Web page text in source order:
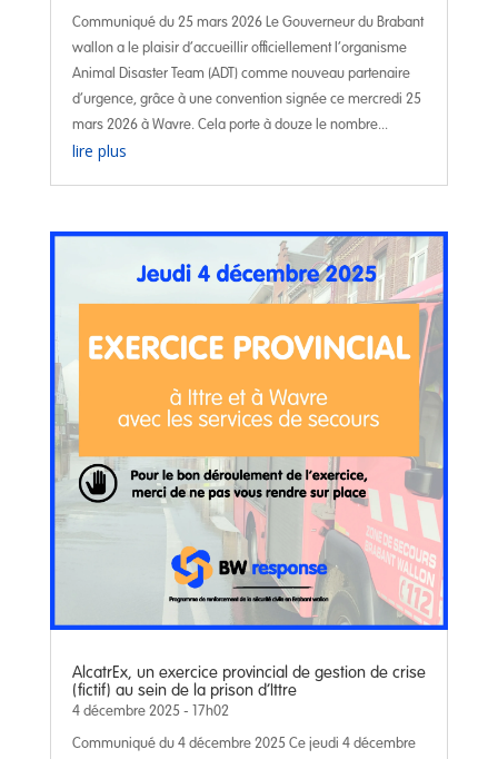
Communiqué du 25 mars 2026 Le Gouverneur du Brabant
wallon a le plaisir d’accueillir officiellement l’organisme
Animal Disaster Team (ADT) comme nouveau partenaire
d’urgence, grâce à une convention signée ce mercredi 25
mars 2026 à Wavre. Cela porte à douze le nombre...
lire plus
AlcatrEx, un exercice provincial de gestion de crise
(fictif) au sein de la prison d’Ittre
4 décembre 2025 - 17h02
Communiqué du 4 décembre 2025 Ce jeudi 4 décembre